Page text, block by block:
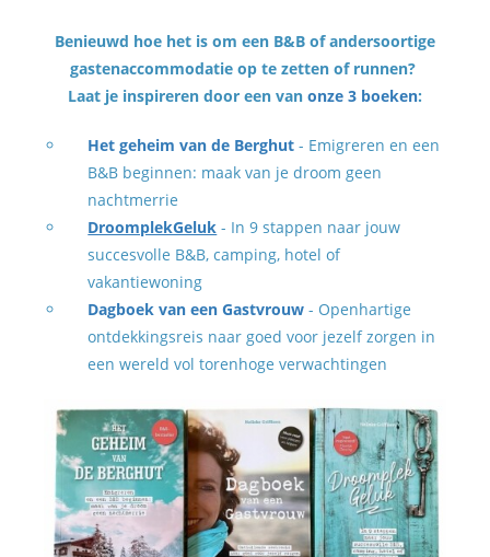
Benieuwd hoe het is om een B&B of andersoortige
gastenaccommodatie op te zetten of runnen?
Laat je inspireren door een van onze 3 boeken:
Het geheim van de Berghut - Emigreren en een
B&B beginnen: maak van je droom geen
nachtmerrie
DroomplekGeluk - In 9 stappen naar jouw
succesvolle B&B, camping, hotel of
vakantiewoning
Dagboek van een Gastvrouw - Openhartige
ontdekkingsreis naar goed voor jezelf zorgen in
een wereld vol torenhoge verwachtingen